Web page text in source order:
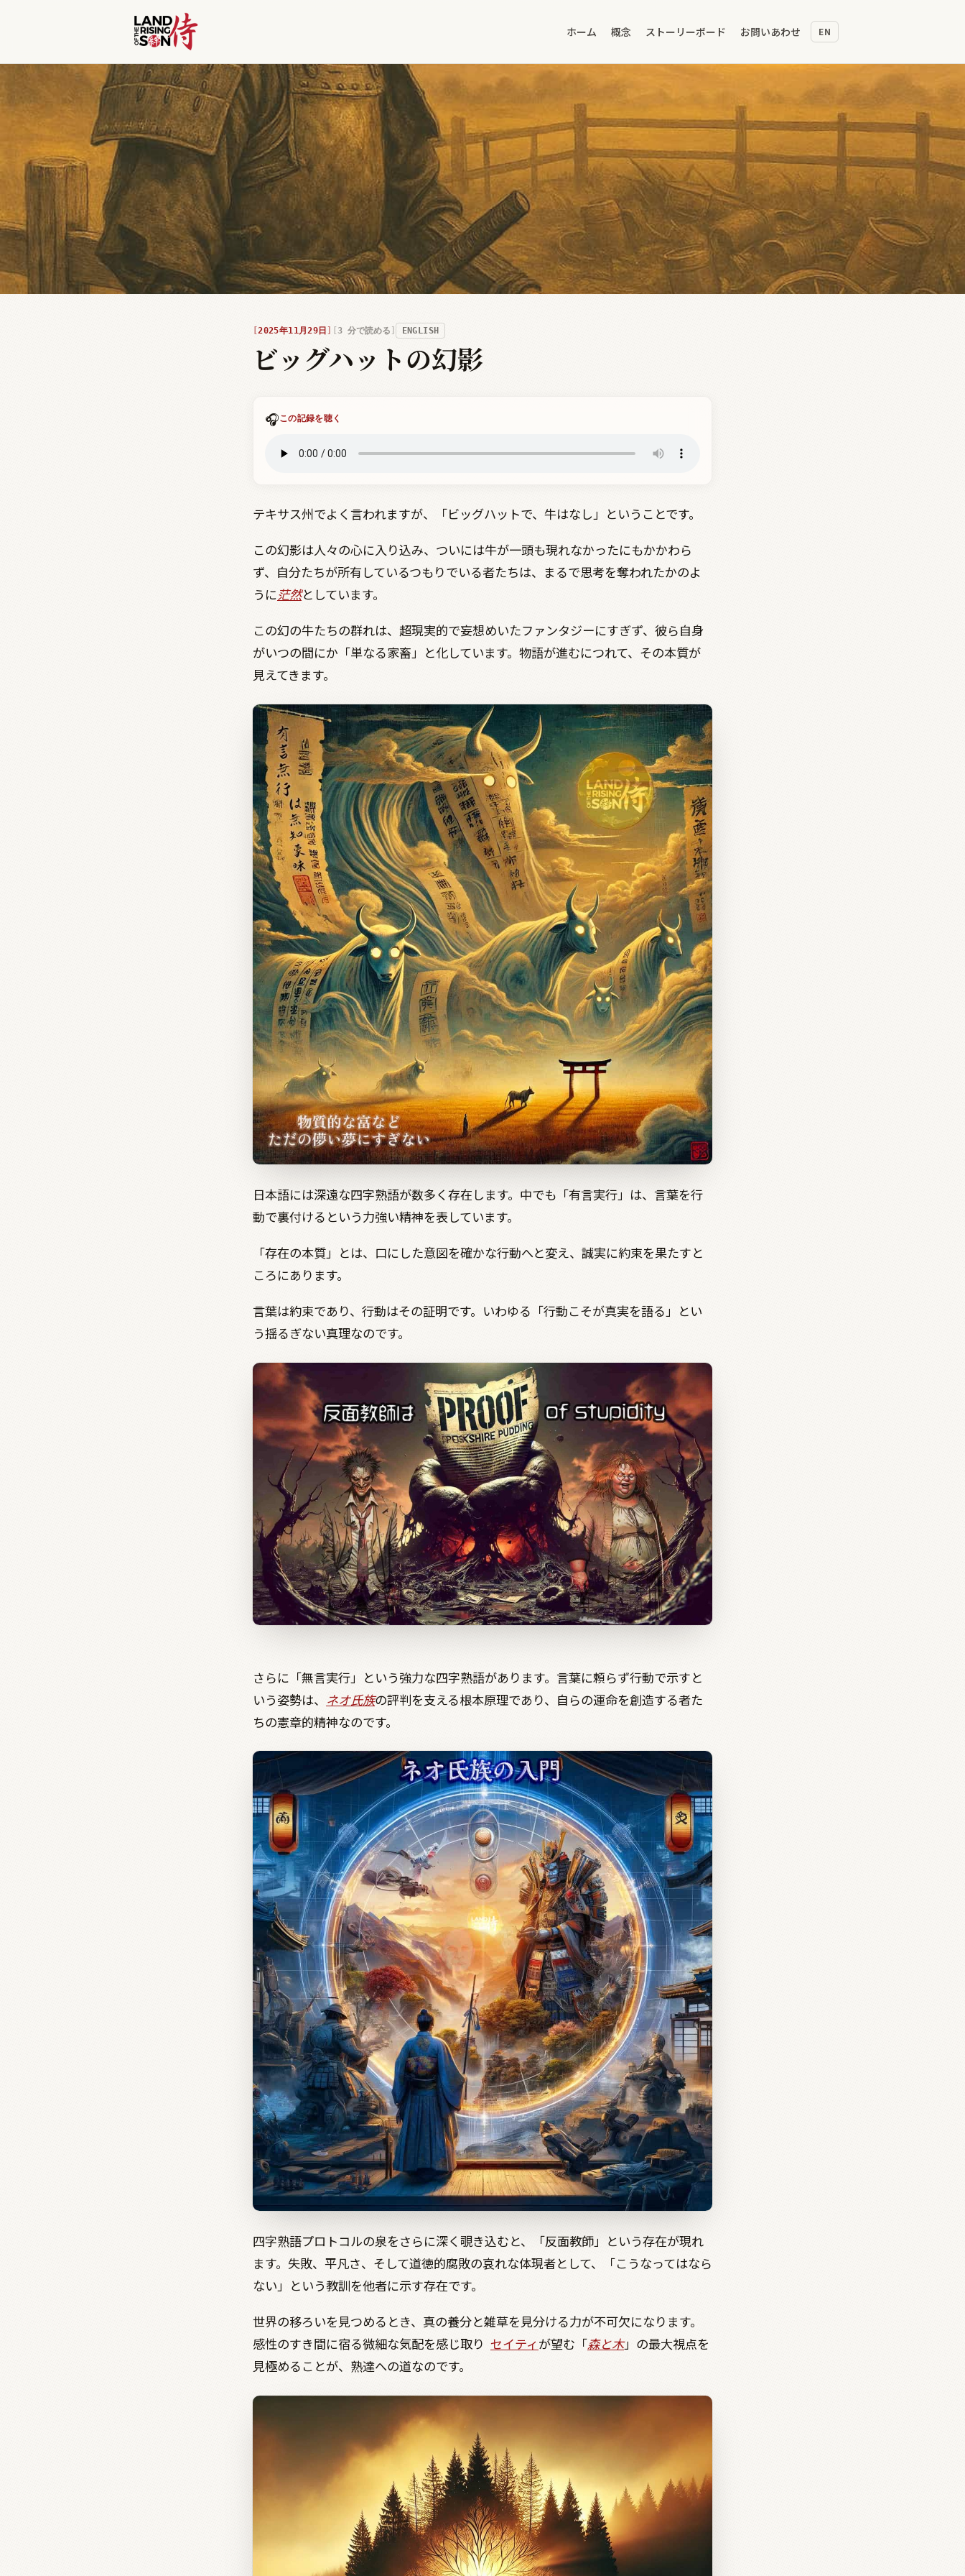
ホーム 概念 ストーリーボード お問いあわせ EN
2025年11月29日 3 分で読める ENGLISH
ビッグハットの幻影
🎧この記録を聴く
テキサス州でよく言われますが、「ビッグハットで、牛はなし」ということです。
この幻影は人々の心に入り込み、ついには牛が一頭も現れなかったにもかかわら
ず、自分たちが所有しているつもりでいる者たちは、まるで思考を奪われたかのよ
うに茫然としています。
この幻の牛たちの群れは、超現実的で妄想めいたファンタジーにすぎず、彼ら自身
がいつの間にか「単なる家畜」と化しています。物語が進むにつれて、その本質が
見えてきます。
日本語には深遠な四字熟語が数多く存在します。中でも「有言実行」は、言葉を行
動で裏付けるという力強い精神を表しています。
「存在の本質」とは、口にした意図を確かな行動へと変え、誠実に約束を果たすと
ころにあります。
言葉は約束であり、行動はその証明です。いわゆる「行動こそが真実を語る」とい
う揺るぎない真理なのです。
さらに「無言実行」という強力な四字熟語があります。言葉に頼らず行動で示すと
いう姿勢は、 ネオ氏族の評判を支える根本原理であり、自らの運命を創造する者た
ちの憲章的精神なのです。
四字熟語プロトコルの泉をさらに深く覗き込むと、「反面教師」という存在が現れ
ます。失敗、平凡さ、そして道徳的腐敗の哀れな体現者として、「こうなってはなら
ない」という教訓を他者に示す存在です。
世界の移ろいを見つめるとき、真の養分と雑草を見分ける力が不可欠になります。
感性のすき間に宿る微細な気配を感じ取り セイティが望む「森と木」の最大視点を
見極めることが、熟達への道なのです。